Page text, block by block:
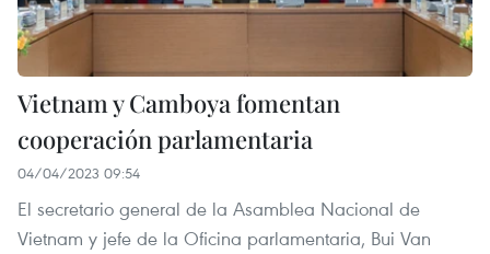
Vietnam y Camboya fomentan
cooperación parlamentaria
04/04/2023 09:54
El secretario general de la Asamblea Nacional de
Vietnam y jefe de la Oficina parlamentaria, Bui Van